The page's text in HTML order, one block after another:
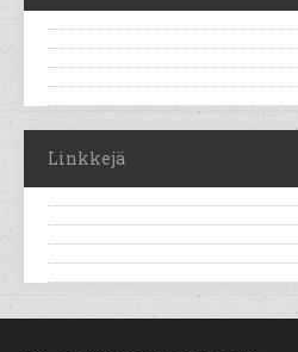
Linkkejä